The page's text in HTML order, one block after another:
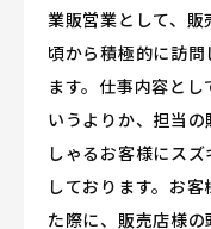
営業スタッフとサー
力しあい、
実現しています。
拠点同士や拠点の垣
食事会などもあります
★和歌山県が好きな方
業販営業として、
頃から積極的に訪
ます。仕事内容と
いうよりか、担当
しゃるお客様にス
しております。お
た際に、販売店様